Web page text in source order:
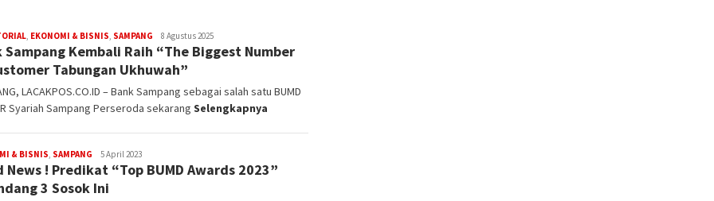
, EKONOMI & BISNIS, SAMPANG Redaksi
8 Agustus 2025
Sampang Kembali Raih “The Biggest Number
Tabungan Ukhuwah”
LACAKPOS.CO.ID – Bank Sampang sebagai salah satu BUMD
Syariah Sampang Perseroda sekarang Selengkapnya
& BISNIS, SAMPANG Redaksi
5 April 2023
News ! Predikat “Top BUMD Awards 2023”
3 Sosok Ini